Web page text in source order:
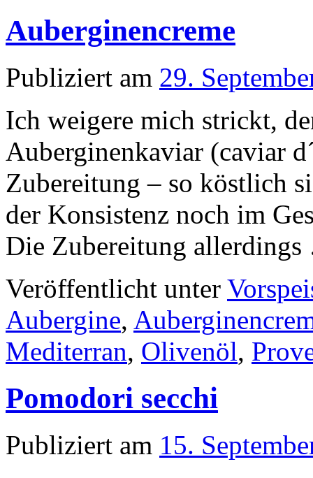
Auberginencreme
Publiziert am 29.
Ich weigere mich strickt,
Auberginenkaviar (caviar
Zubereitung – so köstlich
der Konsistenz noch im
Die Zubereitung
Veröffentlicht unter
Aubergine,
Mediterran, Olivenöl,
Pomodori secchi
Publiziert am 15.